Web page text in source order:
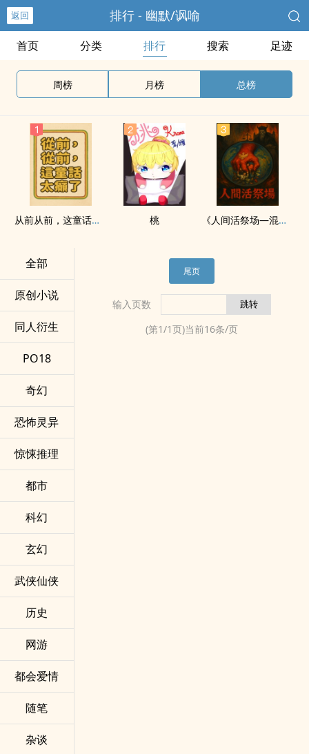
返回 排行 - 幽默/讽喻
首页 分类 排行 搜索 足迹
周榜 月榜 总榜
从前从前，这童话太癫了 桃 《人间活祭场—混世魔王：翟沁雪》
全部
原创小说
同人衍生
PO18
奇幻
恐怖灵异
惊悚推理
都市
科幻
玄幻
武侠仙侠
历史
网游
都会爱情
随笔
杂谈
尾页
输入页数
(第1/1页)当前16条/页